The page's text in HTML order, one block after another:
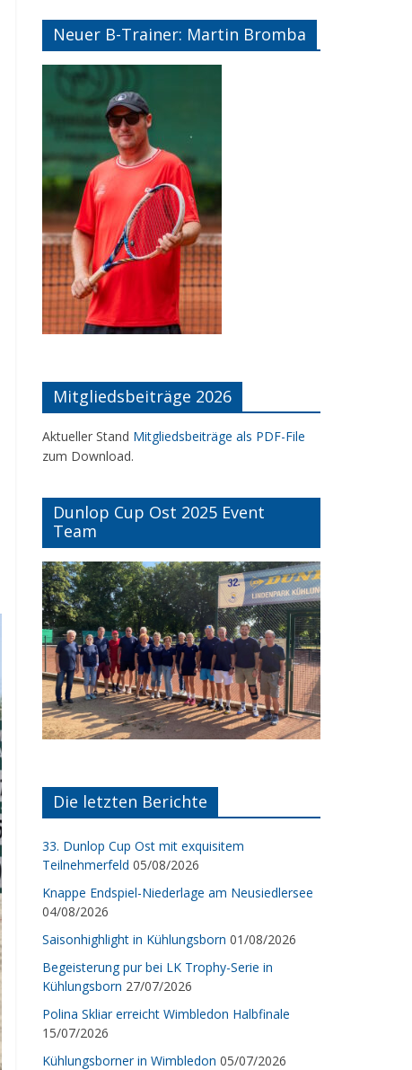
Neuer B-Trainer: Martin Bromba
Mitgliedsbeiträge 2026
Aktueller Stand Mitgliedsbeiträge als PDF-File
zum Download.
Dunlop Cup Ost 2025 Event
Team
Die letzten Berichte
33. Dunlop Cup Ost mit exquisitem
Teilnehmerfeld 05/08/2026
Knappe Endspiel-Niederlage am Neusiedlersee
04/08/2026
Saisonhighlight in Kühlungsborn 01/08/2026
Begeisterung pur bei LK Trophy-Serie in
Kühlungsborn 27/07/2026
Polina Skliar erreicht Wimbledon Halbfinale
15/07/2026
Kühlungsborner in Wimbledon 05/07/2026